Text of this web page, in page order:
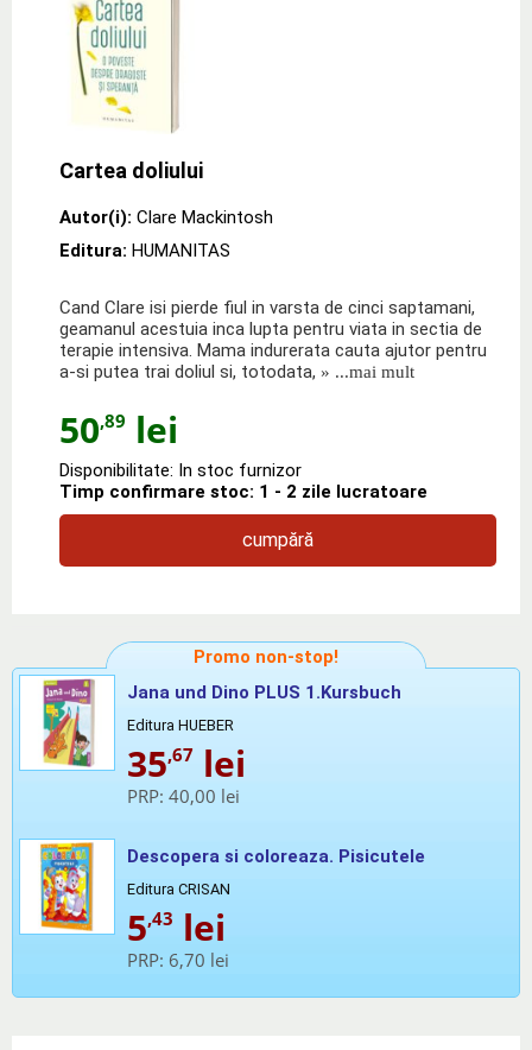
Cartea doliului
Autor(i): Clare Mackintosh
Editura: HUMANITAS
Cand Clare isi pierde fiul in varsta de cinci saptamani,
geamanul acestuia inca lupta pentru viata in sectia de
terapie intensiva. Mama indurerata cauta ajutor pentru
a-si putea trai doliul si, totodata, » ...mai mult
50,89 lei
Disponibilitate: In stoc furnizor
Timp confirmare stoc: 1 - 2 zile lucratoare
cumpără
Promo non-stop!
Jana und Dino PLUS 1.Kursbuch
Editura HUEBER
35,67 lei
PRP: 40,00 lei
Descopera si coloreaza. Pisicutele
Editura CRISAN
5,43 lei
PRP: 6,70 lei